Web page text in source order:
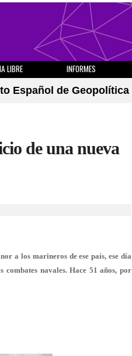
LIBRE INFORMES
Español de Geopolítica
de una nueva
a los marineros de ese país, ese día
navales. Hace 51 años, por